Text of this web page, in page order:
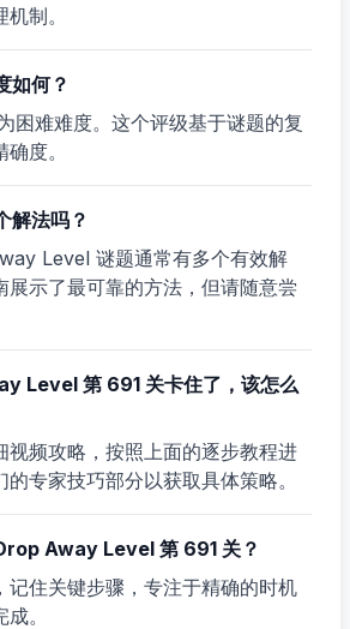
制。
如何？
困难难度。这个评级基于谜题的复
度。
解法吗？
Level 谜题通常有多个有效解
展示了最可靠的方法，但请随意尝
Level 第 691 关卡住了，该怎么
视频攻略，按照上面的逐步教程进
专家技巧部分以获取具体策略。
Away Level 第 691 关？
记住关键步骤，专注于精确的时机
。